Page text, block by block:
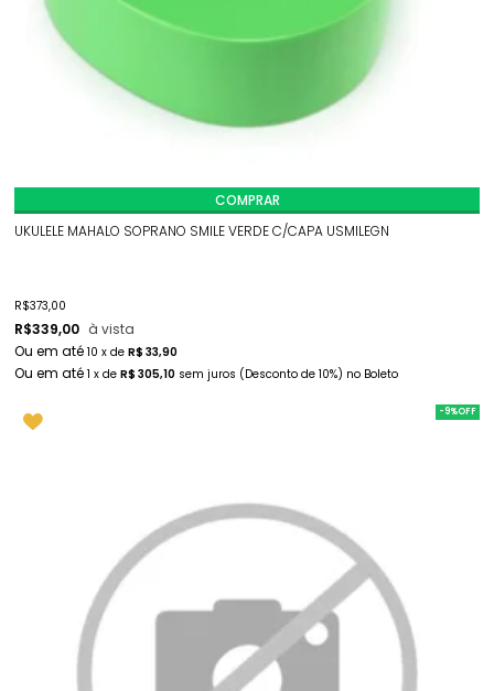
UKULELE MAHALO SOPRANO SMILE VERDE C/CAPA USMILEGN
R$373,00
R$339,00 à vista
10 x de R$ 33,90
1 x de R$ 305,10 sem juros (Desconto de 10%) no Boleto
COMPRAR
-9%